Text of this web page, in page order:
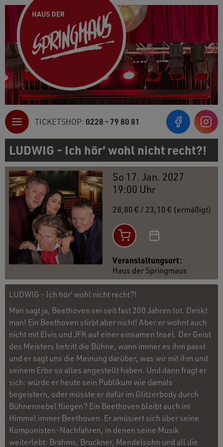
TICKETSHOP: 0228 - 79 80 81
LUDWIG - Ich hör‘ wohl nicht recht?!
So 17. Jan. 2027
19:00 Uhr
28,80 € / 23,10 € (ermäßigt)
Veranstaltungsort:
Haus der Springmaus
LUDWIG - Ich hör‘ wohl nicht recht?!
Man sagt ja, Beethoven sei seit fast 200 Jahren tot. Denkt
man! Ein Beethoven stirbt aber nicht! Aber er wohnt auch
nicht mit Elvis und JFK auf einer einsamen Insel. Der Geist
des Meisters betritt die Bühne, wann immer es ihm passt
und er sagt uns die Meinung darüber, was wir mit ihm und
seinem Erbe so alles angestellt haben. Und dann fragt er
sich: würde er heute sein Publikum wie damals
begeistern, oder müsste er dafür im Glitzerbody durch
Bühnennebel fliegen? Ein Beethoven bleibt auch im
Himmel immer Beethoven. Er amüsiert sich über seine
Komponisten-Nachfahren, in denen seine Musik
weiterlebt: Brahms, Bruckner, Mendelsohn und all die